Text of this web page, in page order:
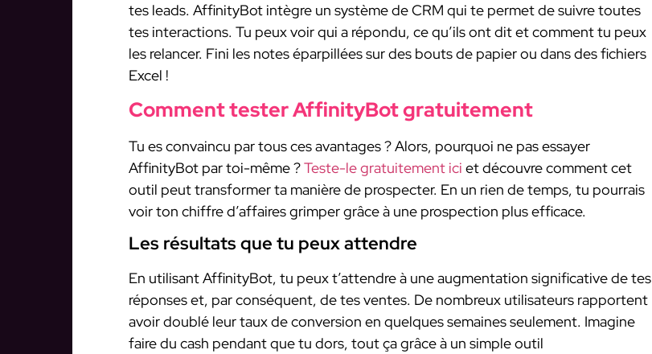
tes leads. AffinityBot intègre un système de CRM qui te permet de suivre toutes
tes interactions. Tu peux voir qui a répondu, ce qu’ils ont dit et comment tu peux
les relancer. Fini les notes éparpillées sur des bouts de papier ou dans des fichiers
Excel !
Comment tester AffinityBot gratuitement
Tu es convaincu par tous ces avantages ? Alors, pourquoi ne pas essayer
AffinityBot par toi-même ?Teste-le gratuitement ici et découvre comment cet
outil peut transformer ta manière de prospecter. En un rien de temps, tu pourrais
voir ton chiffre d’affaires grimper grâce à une prospection plus efficace.
Les résultats que tu peux attendre
En utilisant AffinityBot, tu peux t’attendre à une augmentation significative de tes
réponses et, par conséquent, de tes ventes. De nombreux utilisateurs rapportent
avoir doublé leur taux de conversion en quelques semaines seulement. Imagine
faire du cash pendant que tu dors, tout ça grâce à un simple outil